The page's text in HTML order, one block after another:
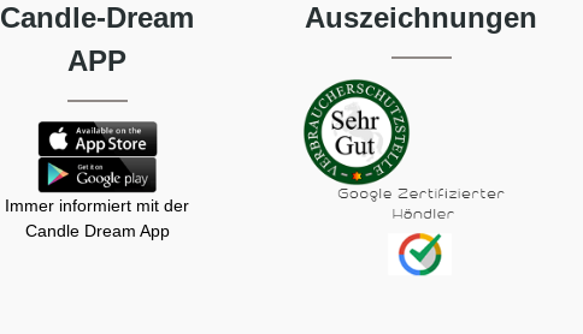
Candle-Dream
APP
Immer informiert mit der
Candle Dream App
Auszeichnungen